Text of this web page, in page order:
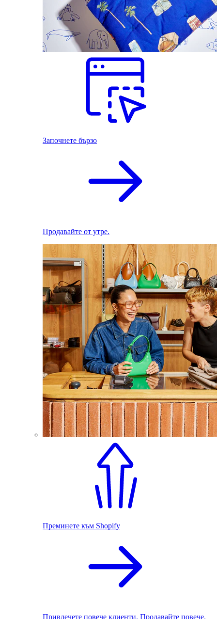
Започнете бързо
Продавайте от утре.
Преминете към Shopify
Привлечете повече клиенти. Продавайте повече.